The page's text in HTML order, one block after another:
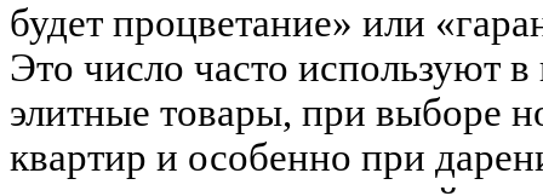
будет процветание» или
Это число часто используют
элитные товары, при выборе
квартир и особенно при